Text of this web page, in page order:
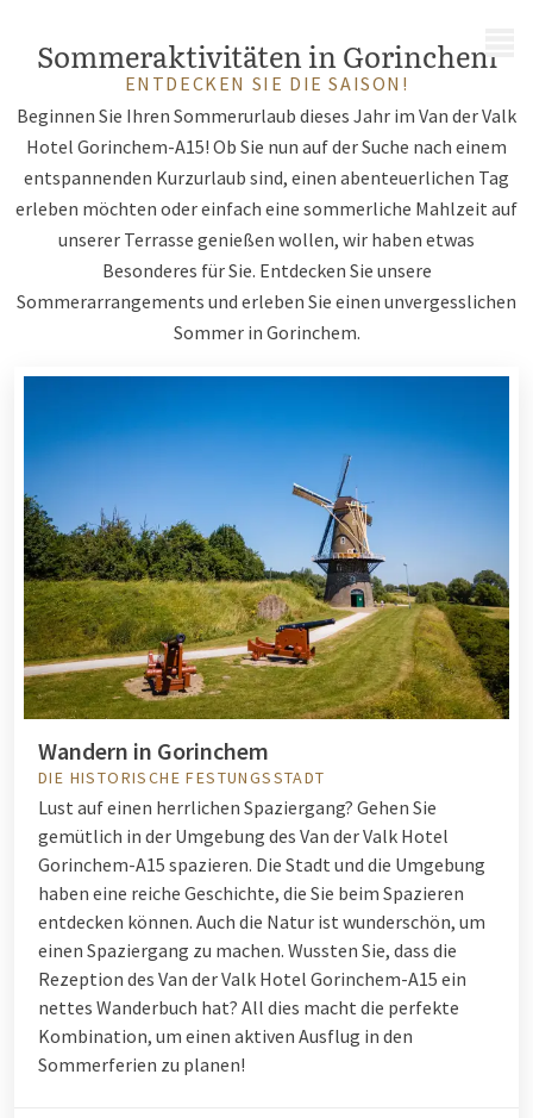
Sommeraktivitäten in Gorinchem
ENTDECKEN SIE DIE SAISON!
Beginnen Sie Ihren Sommerurlaub dieses Jahr im Van der Valk
Hotel Gorinchem-A15! Ob Sie nun auf der Suche nach einem
entspannenden Kurzurlaub sind, einen abenteuerlichen Tag
erleben möchten oder einfach eine sommerliche Mahlzeit auf
unserer Terrasse genießen wollen, wir haben etwas
Besonderes für Sie. Entdecken Sie unsere
Sommerarrangements und erleben Sie einen unvergesslichen
Sommer in Gorinchem.
Wandern in Gorinchem
DIE HISTORISCHE FESTUNGSSTADT
Lust auf einen herrlichen Spaziergang? Gehen Sie
gemütlich in der Umgebung des Van der Valk Hotel
Gorinchem-A15 spazieren. Die Stadt und die Umgebung
haben eine reiche Geschichte, die Sie beim Spazieren
entdecken können. Auch die Natur ist wunderschön, um
einen Spaziergang zu machen. Wussten Sie, dass die
Rezeption des Van der Valk Hotel Gorinchem-A15 ein
nettes Wanderbuch hat? All dies macht die perfekte
Kombination, um einen aktiven Ausflug in den
Sommerferien zu planen!